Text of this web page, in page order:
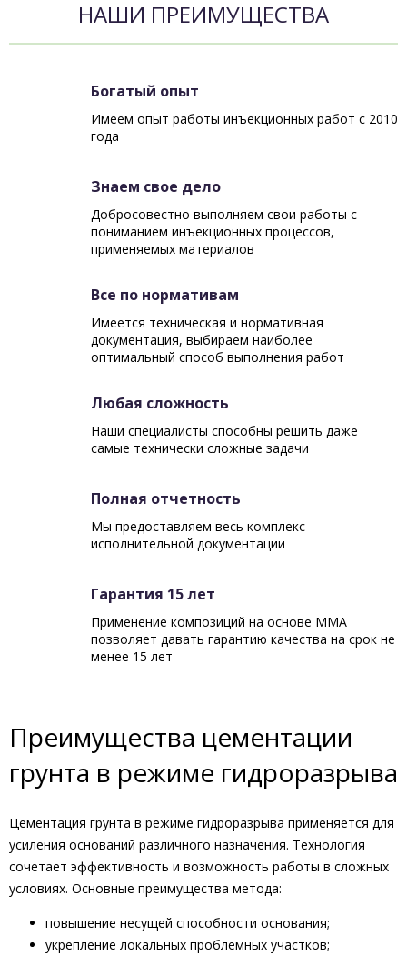
НАШИ ПРЕИМУЩЕСТВА
Богатый опыт
Имеем опыт работы инъекционных работ с 2010
года
Знаем свое дело
Добросовестно выполняем свои работы с
пониманием инъекционных процессов,
применяемых материалов
Все по нормативам
Имеется техническая и нормативная
документация, выбираем наиболее
оптимальный способ выполнения работ
Любая сложность
Наши специалисты способны решить даже
самые технически сложные задачи
Полная отчетность
Мы предоставляем весь комплекс
исполнительной документации
Гарантия 15 лет
Применение композиций на основе ММА
позволяет давать гарантию качества на срок не
менее 15 лет
Преимущества цементации
грунта в режиме гидроразрыва
Цементация грунта в режиме гидроразрыва применяется для
усиления оснований различного назначения. Технология
сочетает эффективность и возможность работы в сложных
условиях. Основные преимущества метода:
повышение несущей способности основания;
укрепление локальных проблемных участков;